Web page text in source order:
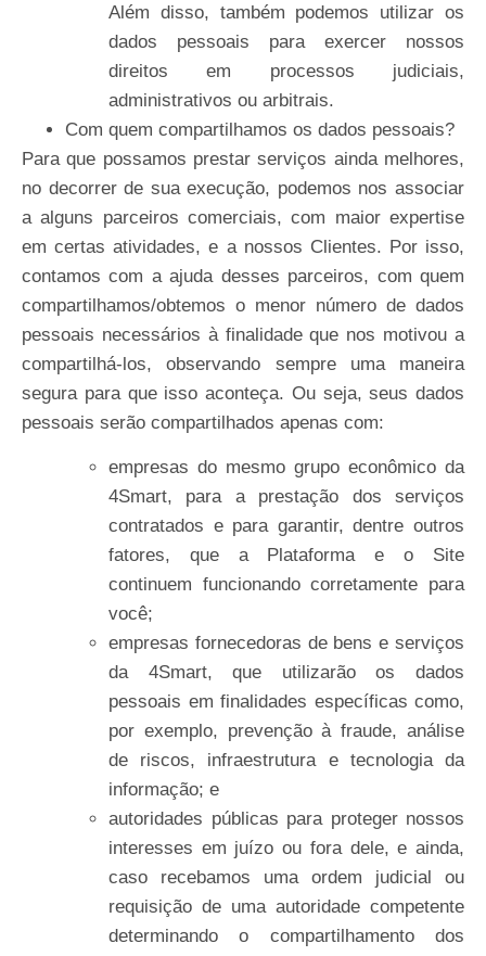
Além disso, também podemos utilizar os
dados pessoais para exercer nossos
direitos em processos judiciais,
administrativos ou arbitrais.
Com quem compartilhamos os dados pessoais?
Para que possamos prestar serviços ainda melhores,
no decorrer de sua execução, podemos nos associar
a alguns parceiros comerciais, com maior expertise
em certas atividades, e a nossos Clientes. Por isso,
contamos com a ajuda desses parceiros, com quem
compartilhamos/obtemos o menor número de dados
pessoais necessários à finalidade que nos motivou a
compartilhá-los, observando sempre uma maneira
segura para que isso aconteça. Ou seja, seus dados
pessoais serão compartilhados apenas com:
empresas do mesmo grupo econômico da
4Smart, para a prestação dos serviços
contratados e para garantir, dentre outros
fatores, que a Plataforma e o Site
continuem funcionando corretamente para
você;
empresas fornecedoras de bens e serviços
da 4Smart, que utilizarão os dados
pessoais em finalidades específicas como,
por exemplo, prevenção à fraude, análise
de riscos, infraestrutura e tecnologia da
informação; e
autoridades públicas para proteger nossos
interesses em juízo ou fora dele, e ainda,
caso recebamos uma ordem judicial ou
requisição de uma autoridade competente
determinando o compartilhamento dos